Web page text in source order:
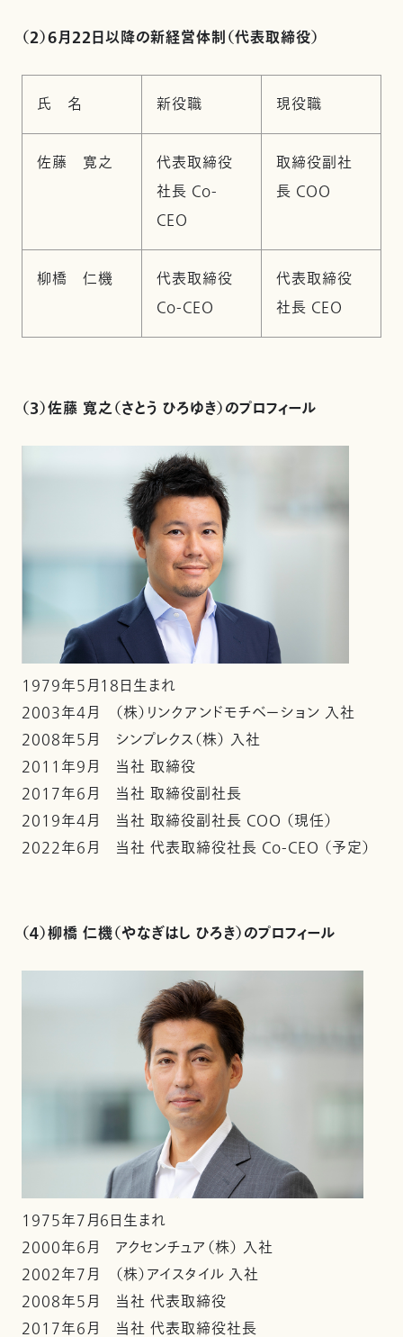
（２）6月22日以降の新経営体制（代表取締役）
氏 名 新役職 現役職
佐藤 寛之
代表取締役
社長 Co-
CEO
取締役副社
長 COO
柳橋 仁機
代表取締役
Co-CEO
代表取締役
社長 CEO
（３）佐藤 寛之（さとう ひろゆき）のプロフィール
1979年5月18日生まれ
2003年4月 （株）リンクアンドモチベーション 入社
2008年5月 シンプレクス（株） 入社
2011年9月 当社 取締役
2017年6月 当社 取締役副社長
2019年4月 当社 取締役副社長 COO （現任）
2022年6月 当社 代表取締役社長 Co-CEO （予定）
（４）柳橋 仁機（やなぎはし ひろき）のプロフィール
1975年7月6日生まれ
2000年6月 アクセンチュア（株） 入社
2002年7月 （株）アイスタイル 入社
2008年5月 当社 代表取締役
2017年6月 当社 代表取締役社長